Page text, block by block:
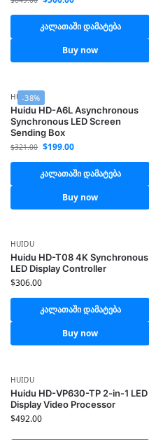
კალათაში დამატება
Buy now
-38%
HUIDU
Huidu HD-A6L Asynchronous
Synchronous LED Screen
Sending Box
$321.00 $199.00
კალათაში დამატება
Buy now
HUIDU
Huidu HD-T08 4K Synchronous
LED Display Controller
$306.00
კალათაში დამატება
Buy now
HUIDU
Huidu HD-VP630-TP 2-in-1 LED
Display Video Processor
$492.00